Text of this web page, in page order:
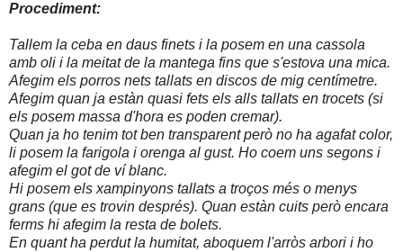
Procediment:
Tallem la ceba en daus finets i la posem en una cassola
amb oli i la meitat de la mantega fins que s'estova una mica.
Afegim els porros nets tallats en discos de mig centímetre.
Afegim quan ja estàn quasi fets els alls tallats en trocets (si
els posem massa d'hora es poden cremar).
Quan ja ho tenim tot ben transparent però no ha agafat color,
li posem la farigola i orenga al gust. Ho coem uns segons i
afegim el got de ví blanc.
Hi posem els xampinyons tallats a troços més o menys
grans (que es trovin després). Quan estàn cuits però encara
ferms hi afegim la resta de bolets.
En quant ha perdut la humitat, aboquem l'arròs arbori i ho